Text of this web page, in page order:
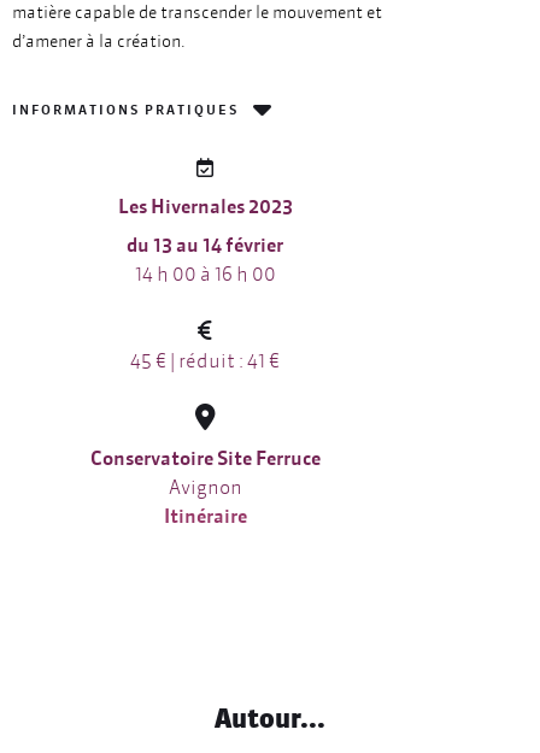
matière capable de transcender le mouvement et
d’amener à la création.
INFORMATIONS PRATIQUES
Les Hivernales 2023
du 13 au 14 février
14 h 00 à 16 h 00
45 € | réduit : 41 €
Conservatoire Site Ferruce
Avignon
Itinéraire
Autour...